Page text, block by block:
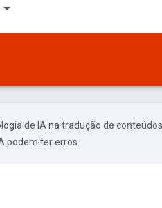
de IA na tradução de
podem ter erros.